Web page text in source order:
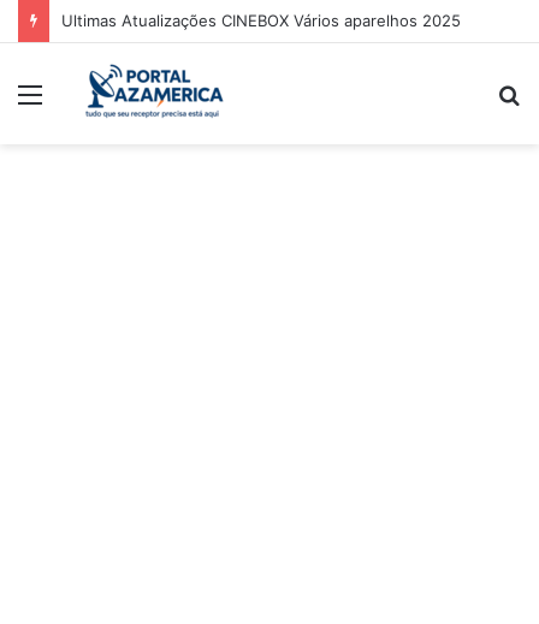
Ultimas Atualizações CINEBOX Vários aparelhos 2025